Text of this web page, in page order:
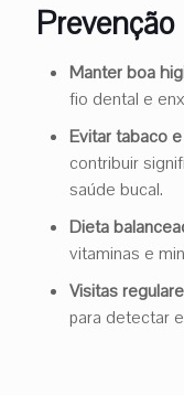
Prevenção
Manter boa
fio dental e
Evitar tabaco
contribuir
saúde bucal.
Dieta
vitaminas e
Visitas
para detectar